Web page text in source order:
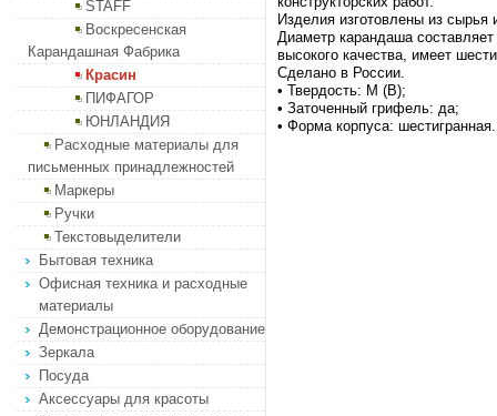
STAFF
Воскресенская
Карандашная Фабрика
Красин
ПИФАГОР
ЮНЛАНДИЯ
Расходные материалы для
письменных принадлежностей
Маркеры
Ручки
Текстовыделители
Бытовая техника
Офисная техника и расходные
материалы
Демонстрационное оборудование
Зеркала
Посуда
Аксессуары для красоты
Изделия изготовлены из
Диаметр карандаша
высокого качества, имеет
Сделано в России.
• Твердость: М (B);
• Заточенный грифель: да;
• Форма корпуса: шестигранная.